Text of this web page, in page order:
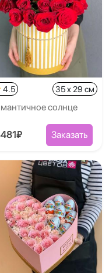
4.5 35 x 29 см
солнце
Заказать